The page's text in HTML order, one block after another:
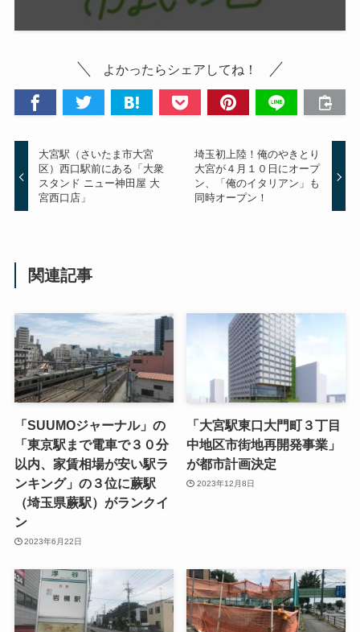
よかったらシェアしてね！
大宮駅（さいたま市大宮
区）西口駅前にある「大衆
スタンド ニュー神田屋 大
宮西口店」
埼玉初上陸！俺のやきとり
大宮が４月１０日にオープ
ン、「俺のイタリアン」も
同時オープン！
関連記事
「SUUMOジャーナル」の
「東京駅まで電車で３０分
以内、家賃相場が安い駅ラ
ンキング」の３位に蕨駅
（埼玉県蕨駅）がランクイ
ン
2023年6月22日
「大宮駅東口大門町３丁目
中地区市街地再開発事業」
が都市計画決定
2023年12月8日